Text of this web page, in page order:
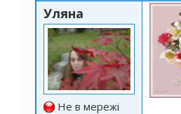
Уляна
Не в мережі